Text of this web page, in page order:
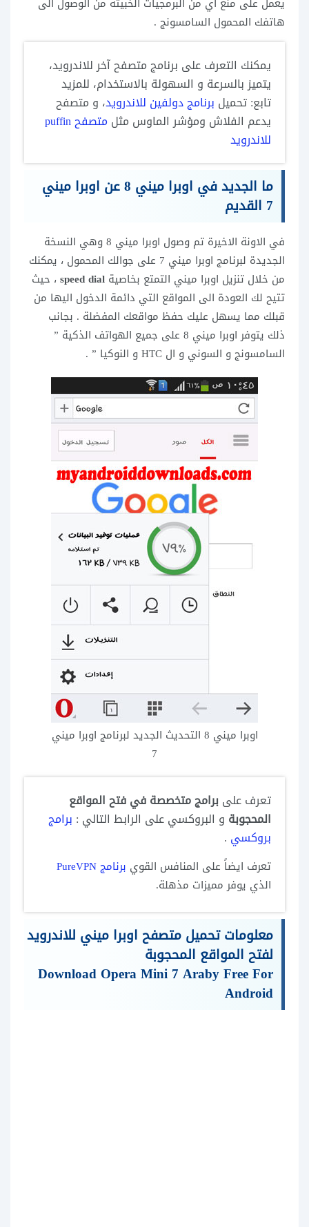
هاتفك المحمول السامسونج .
يمكنك التعرف على برنامج متصفح آخر للاندرويد،
يتميز بالسرعة و السهولة بالاستخدام، للمزيد
تابع: تحميل برنامج دولفين للاندرويد، و متصفح
يدعم الفلاش ومؤشر الماوس مثل
متصفح puffin
للاندرويد
ما الجديد في اوبرا ميني 8 عن اوبرا ميني
7 القديم
في الاونة الاخيرة تم وصول اوبرا ميني 8 وهي النسخة
الجديدة لبرنامج اوبرا ميني 7 على جوالك المحمول ، يمكنك
من خلال تنزيل اوبرا ميني التمتع بخاصية speed dial، حيث
تتيح لك العودة الى المواقع التي دائمة الدخول اليها من
قبلك مما يسهل عليك حفظ مواقعك المفضلة . بجانب
ذلك يتوفر اوبرا ميني 8 على جميع الهواتف الذكية ”
السامسونج و السوني و ال HTC و النوكيا ” .
اوبرا ميني 8 التحديث الجديد لبرنامج اوبرا ميني
7
تعرف علىبرامج متخصصة في فتح المواقع
المحجوبة و البروكسي على الرابط التالي : برامج
بروكسي .
تعرف ايضاً على المنافس القوي برنامج PureVPN
الذي يوفر مميزات مذهلة.
معلومات تحميل متصفح اوبرا ميني للاندرويد
لفتح المواقع المحجوبة
Download Opera Mini 7 Araby Free For
Android